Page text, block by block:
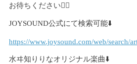
お待ちください🙇‍♀️
JOYSOUND公式にて検索可能⬇️
https://www.joysound.com/web/search/
水ヰ知りりなオリジナル楽曲⬇️